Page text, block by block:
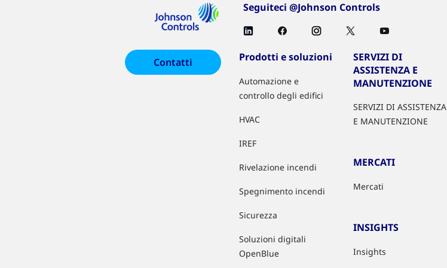
Seguiteci @Johnson Controls
Contatti Prodotti e soluzioni
Automazione e
controllo degli edifici
HVAC
IREF
Rivelazione incendi
Spegnimento incendi
Sicurezza
Soluzioni digitali
OpenBlue
SERVIZI DI
ASSISTENZA E
MANUTENZIONE
SERVIZI DI ASSISTENZA
E MANUTENZIONE
MERCATI
Mercati
INSIGHTS
Insights